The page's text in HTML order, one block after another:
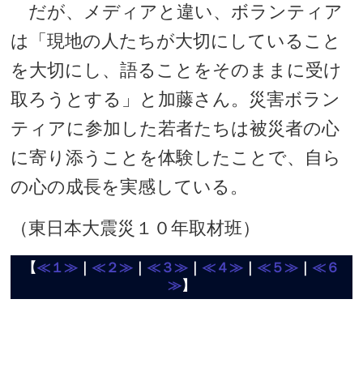
だが、メディアと違い、ボランティア
は「現地の人たちが大切にしていること
を大切にし、語ることをそのままに受け
取ろうとする」と加藤さん。災害ボラン
ティアに参加した若者たちは被災者の心
に寄り添うことを体験したことで、自ら
の心の成長を実感している。
（東日本大震災１０年取材班）
【≪１≫ ｜≪２≫ ｜≪３≫ ｜≪４≫ ｜≪５≫ ｜≪６
≫】